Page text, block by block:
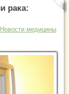
рака:
Новости медицины